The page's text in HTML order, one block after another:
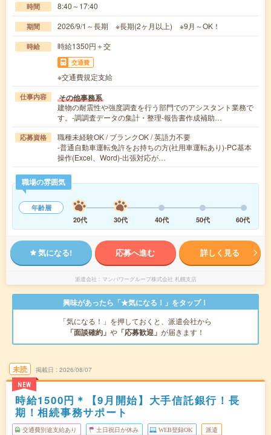
時間 8:40～17:40
期間 2026/9/1～長期 ※長期(2ヶ月以上) ※9月～OK！
時給 時給1350円＋交
交通費
※交通費規定支給
仕事内容 その他事務系
建物の耐震性や強度調査を行う部門でのアシスタント業務で
す。-調調査データの集計・整理-報告書作成補助…
応募資格
職種未経験OK / ブランクOK / 英語力不要
-普通自動車運転免許をお持ちの方(社用車運転あり)-PC基本
操作(Excel、Word)-出張対応が…
職場の雰囲気
年齢層
20代
30代 40代 50代 60代
気になる! 応募へ進む 詳しく見る
派遣会社 マンパワーグループ株式会社 札幌支店
興味があったら「★気になる！」をタップ！
「気になる！」を押しておくと、派遣会社から
「面談確約」 や 「応募歓迎」 が届きます！
未読
NEW
掲載日 2026/08/07
時給1500円＊【9月開始】大手信託銀行！長
期！相続事務サポート
交通費別途支給あり 土日祝日が休み WEB登録OK 派遣